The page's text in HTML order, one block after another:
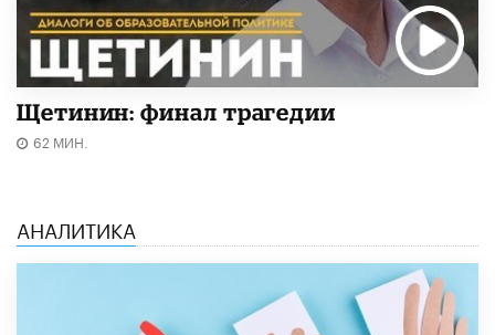
Щетинин: финал трагедии
62 МИН.
АНАЛИТИКА